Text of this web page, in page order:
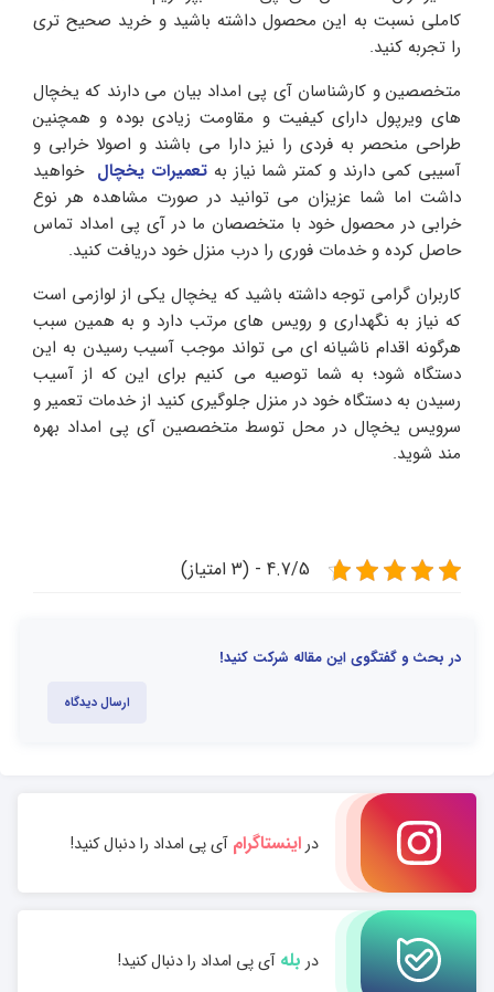
کاملی نسبت به این محصول داشته باشید و خرید صحیح تری
را تجربه کنید.
متخصصین و کارشناسان آی پی امداد بیان می ‌دارند که یخچال
های ویرپول دارای کیفیت و مقاومت زیادی بوده و همچنین
طراحی منحصر به فردی را نیز دارا می باشند و اصولا خرابی و
آسیبی کمی دارند و کمتر شما نیاز بهتعمیرات یخچال خواهید
داشت اما شما عزیزان می توانید در صورت مشاهده هر نوع
خرابی در محصول خود با متخصصان ما در آی پی امداد تماس
حاصل کرده و خدمات فوری را درب منزل خود دریافت کنید.
کاربران گرامی توجه داشته باشید که یخچال یکی از لوازمی است
که نیاز به نگهداری و رویس های مرتب دارد و به همین سبب
هرگونه اقدام ناشیانه ای می تواند موجب آسیب رسیدن به این
دستگاه شود؛ به شما توصیه می کنیم برای این که از آسیب
رسیدن به دستگاه خود در منزل جلوگیری کنید از خدمات تعمیر و
سرویس یخچال در محل توسط متخصصین آی پی امداد بهره
مند شوید.
4.7/5 - (3 امتیاز)
در بحث و گفتگوی این مقاله شرکت کنید!
ارسال دیدگاه
دراینستاگرامآی پی امداد را دنبال کنید!
در بلهآی پی امداد را دنبال کنید!